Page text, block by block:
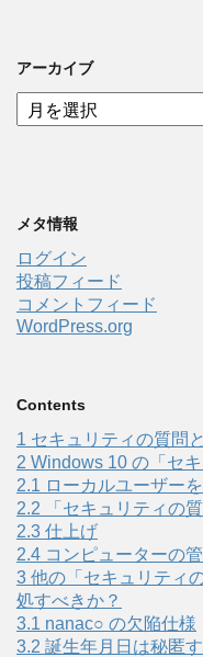
アーカイブ
ア
ー
メタ情報
ログイン
投稿フィード
コメントフィード
WordPress.org
Contents
1 セキュリティの質問
2 Windows 10 の「セ
2.1 ローカルユーザー
2.2 「セキュリティの
2.3 仕上げ
2.4 コンピューターの
3 他の「セキュリティ
処すべきか？
3.1 nanac○ の欠陥仕様
3.2 誕生年月日は秘匿